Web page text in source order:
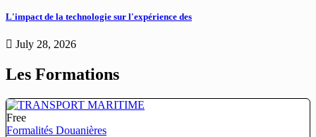
L'impact de la technologie sur l'expérience des
July 28, 2026
Les Formations
Free
Formalités Douanières